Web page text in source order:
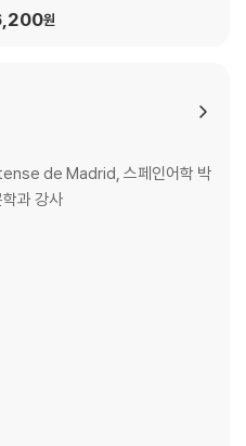
원
de Madrid, 스페인어학 박
과 강사